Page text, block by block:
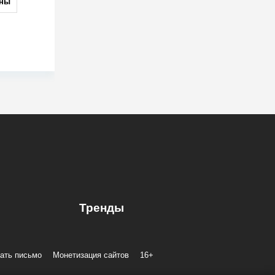
Тренды
письмо Монетизация сайтов 16+